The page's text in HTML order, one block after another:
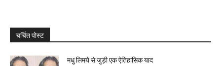
चर्चित पोस्ट
मधु लिमये से जुड़ी एक ऐतिहासिक याद